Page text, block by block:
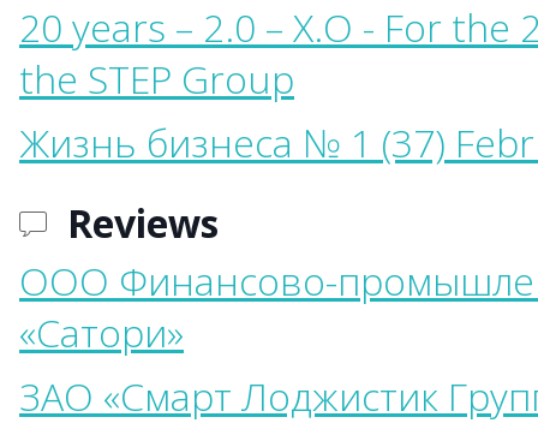
20 years – 2.0 – X.O - For
the STEP Group
Жизнь бизнеса № 1 (37)
Reviews
ООО Финансово-
«Сатори»
ЗАО «Смарт Лоджистик